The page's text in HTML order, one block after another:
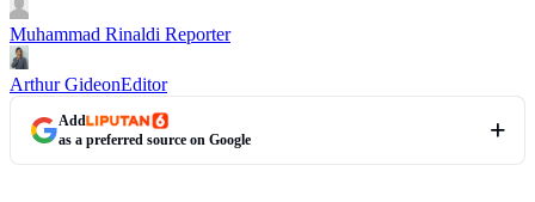
Muhammad Rinaldi Reporter
Arthur GideonEditor
Add
as a preferred source on Google